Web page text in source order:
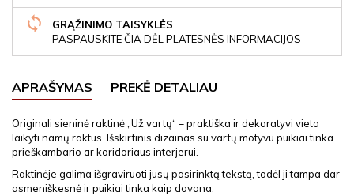
GRĄŽINIMO TAISYKLĖS
PASPAUSKITE ČIA DĖL PLATESNĖS INFORMACIJOS
APRAŠYMAS PREKĖ DETALIAU
Originali sieninė raktinė „Už vartų“ – praktiška ir dekoratyvi vieta
laikyti namų raktus. Išskirtinis dizainas su vartų motyvu puikiai tinka
prieškambario ar koridoriaus interjerui.
Raktinėje galima išgraviruoti jūsų pasirinktą tekstą, todėl ji tampa dar
asmeniškesnė ir puikiai tinka kaip dovana.